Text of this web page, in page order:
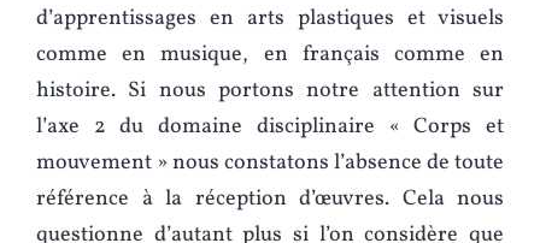
d’apprentissages en arts plastiques et visuels
comme en musique, en français comme en
histoire. Si nous portons notre attention sur
l’axe 2 du domaine disciplinaire « Corps et
mouvement » nous constatons l’absence de toute
référence à la réception d’œuvres. Cela nous
questionne d’autant plus si l’on considère que